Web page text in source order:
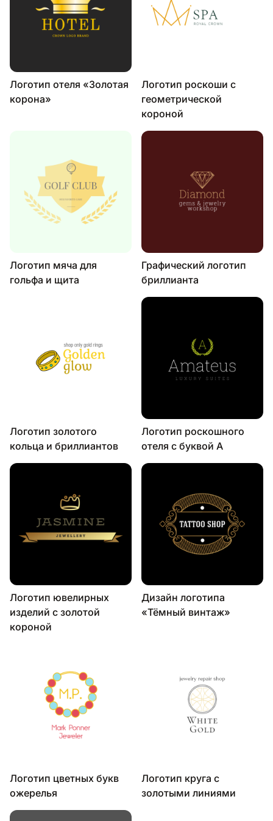
Логотип отеля «Золотая
корона»
Логотип роскоши с
геометрической
короной
Логотип мяча для
гольфа и щита
Графический логотип
бриллианта
Логотип золотого
кольца и бриллиантов
Логотип роскошного
отеля с буквой А
Логотип ювелирных
изделий с золотой
короной
Дизайн логотипа
«Тёмный винтаж»
Логотип цветных букв
ожерелья
Логотип круга с
золотыми линиями